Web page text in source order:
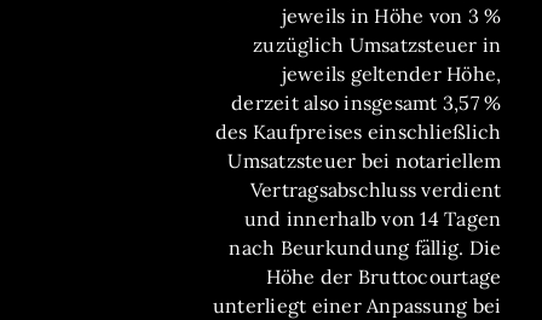
jeweils in Höhe von 3 %
zuzüglich Umsatzsteuer in
jeweils geltender Höhe,
derzeit also insgesamt 3,57 %
des Kaufpreises einschließlich
Umsatzsteuer bei notariellem
Vertragsabschluss verdient
und innerhalb von 14 Tagen
nach Beurkundung fällig. Die
Höhe der Bruttocourtage
unterliegt einer Anpassung bei